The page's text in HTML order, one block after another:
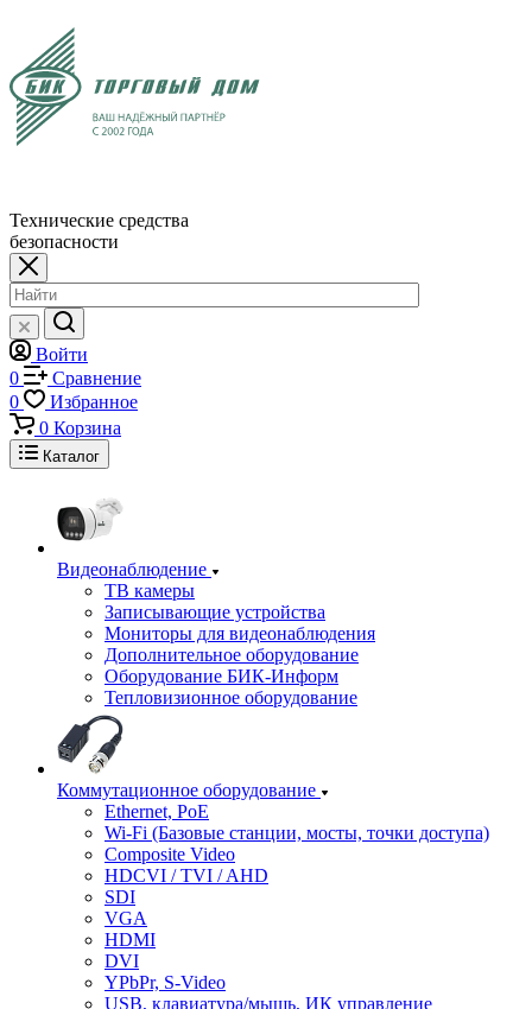
Технические средства
безопасности
Войти
0
Сравнение
0
Избранное
0 Корзина
Каталог
Видеонаблюдение
ТВ камеры
Записывающие устройства
Мониторы для видеонаблюдения
Дополнительное оборудование
Оборудование БИК-Информ
Тепловизионное оборудование
Коммутационное оборудование
Ethernet, PoE
Wi-Fi (Базовые станции, мосты, точки доступа)
Composite Video
HDCVI / TVI / AHD
SDI
VGA
HDMI
DVI
YPbPr, S-Video
USB, клавиатура/мышь, ИК управление